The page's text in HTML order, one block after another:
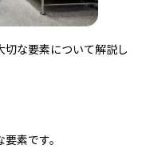
な要素について解説し
素です。